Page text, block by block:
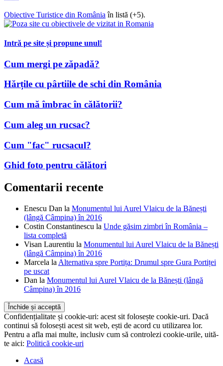
Obiective Turistice din Româniaîn listă (+5).
Intră pe site și propune unul!
Cum mergi pe zăpadă?
Hărțile cu pârtiile de schi din România
Cum mă îmbrac în călătorii?
Cum aleg un rucsac?
Cum "fac" rucsacul?
Ghid foto pentru călători
Comentarii recente
Enescu Dan la Monumentul lui Aurel Vlaicu de la Bănești
(lângă Câmpina) în 2016
Costin Constantinescu la Unde găsim zimbri în România –
lista completă
Visan Laurentiu la Monumentul lui Aurel Vlaicu de la Bănești
(lângă Câmpina) în 2016
Marcela laAlternativa spre Portița: Drumul spre Gura Portiței
pe uscat
Dan la Monumentul lui Aurel Vlaicu de la Bănești (lângă
Câmpina) în 2016
Confidențialitate și cookie-uri: acest sit folosește cookie-uri. Dacă
continui să folosești acest sit web, ești de acord cu utilizarea lor.
Pentru a afla mai multe, inclusiv cum să controlezi cookie-urile, uită-
te aici: Politică cookie-uri
Acasă